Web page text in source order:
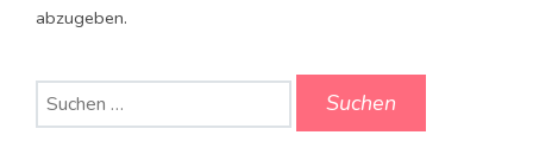
abzugeben.
Suchen
nach: